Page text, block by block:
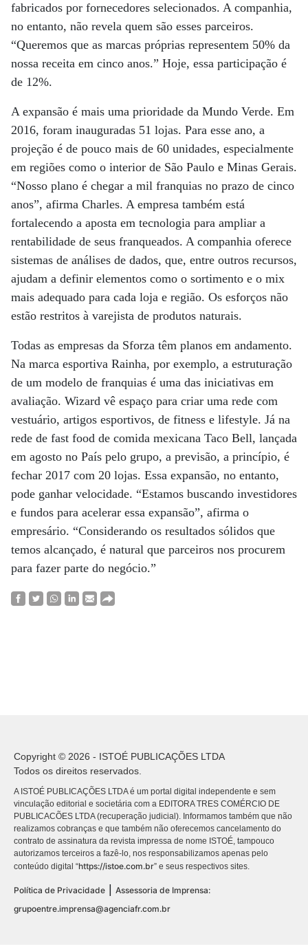
fabricados por fornecedores selecionados. A companhia,
no entanto, não revela quem são esses parceiros.
“Queremos que as marcas próprias representem 50% da
nossa receita em cinco anos.” Hoje, essa participação é
de 12%.
A expansão é mais uma prioridade da Mundo Verde. Em
2016, foram inauguradas 51 lojas. Para esse ano, a
projeção é de pouco mais de 60 unidades, especialmente
em regiões como o interior de São Paulo e Minas Gerais.
“Nosso plano é chegar a mil franquias no prazo de cinco
anos”, afirma Charles. A empresa também está
fortalecendo a aposta em tecnologia para ampliar a
rentabilidade de seus franqueados. A companhia oferece
sistemas de análises de dados, que, entre outros recursos,
ajudam a definir elementos como o sortimento e o mix
mais adequado para cada loja e região. Os esforços não
estão restritos à varejista de produtos naturais.
Todas as empresas da Sforza têm planos em andamento.
Na marca esportiva Rainha, por exemplo, a estruturação
de um modelo de franquias é uma das iniciativas em
avaliação. Wizard vê espaço para criar uma rede com
vestuário, artigos esportivos, de fitness e lifestyle. Já na
rede de fast food de comida mexicana Taco Bell, lançada
em agosto no País pelo grupo, a previsão, a princípio, é
fechar 2017 com 20 lojas. Essa expansão, no entanto,
pode ganhar velocidade. “Estamos buscando investidores
e fundos para acelerar essa expansão”, afirma o
empresário. “Considerando os resultados sólidos que
temos alcançado, é natural que parceiros nos procurem
para fazer parte do negócio.”
Copyright © 2026 - ISTOÉ PUBLICAÇÕES LTDA
Todos os direitos reservados.
A ISTOÉ PUBLICAÇÕES LTDA é um portal digital independente e sem
vinculação editorial e societária com a EDITORA TRES COMÉRCIO DE
PUBLICACÕES LTDA (recuperação judicial). Informamos também que não
realizamos cobranças e que também não oferecemos cancelamento do
contrato de assinatura da revista impressa de nome ISTOÉ, tampouco
autorizamos terceiros a fazê-lo, nos responsabilizamos apenas pelo
conteúdo digital “https://istoe.com.br” e seus respectivos sites.
Política de Privacidade
Assessoria de Imprensa:
grupoentre.imprensa@agenciafr.com.br